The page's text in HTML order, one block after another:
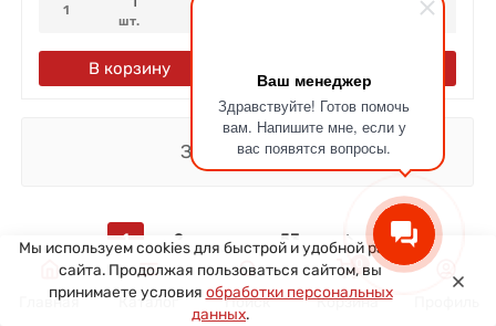
Ваш менеджер
Здравствуйте! Готов помочь
вам. Напишите мне, если у
вас появятся вопросы.
1
шт.
В корзину
Загрузить еще
1 2 ... 53
Мы используем cookies для быстрой и удобной работы
сайта. Продолжая пользоваться сайтом, вы
принимаете условия обработки персональных
данных.
Главная Каталог Поиск
0
Корзина